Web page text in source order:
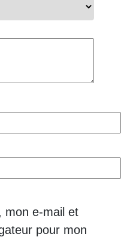
mon e-mail et
pour mon